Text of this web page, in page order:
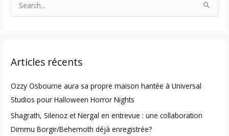
c
f
o
r
:
Articles récents
Ozzy Osbourne aura sa propre maison hantée à Universal
Studios pour Halloween Horror Nights
Shagrath, Silenoz et Nergal en entrevue : une collaboration
Dimmu Borgir/Behemoth déjà enregistrée?